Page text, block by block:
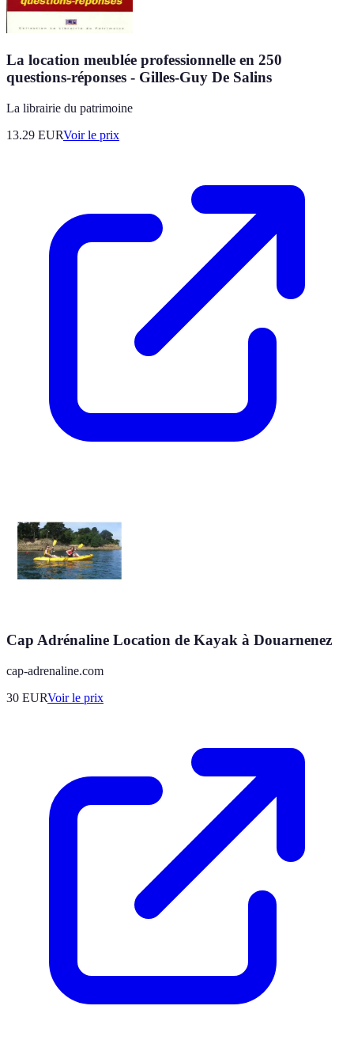
La location meublée professionnelle en 250
questions-réponses - Gilles-Guy De Salins
La librairie du patrimoine
13.29 EURVoir le prix
Cap Adrénaline Location de Kayak à Douarnenez
cap-adrenaline.com
30 EURVoir le prix